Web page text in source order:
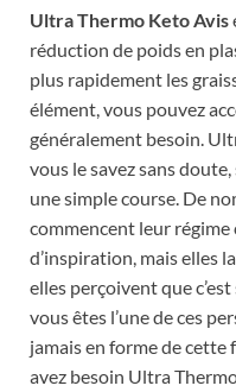
Ultra Thermo Keto Avis
réduction de poids en
plus rapidement les
élément, vous pouvez
généralement besoin.
vous le savez sans
une simple course. De
commencent leur régime
d’inspiration, mais elles
elles perçoivent que
vous êtes l’une de ces
jamais en forme de cette
avez besoin Ultra